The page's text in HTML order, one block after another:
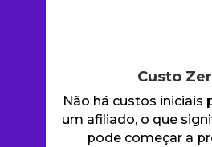
Custo
Não há custos iniciais
um afiliado, o que
pode começar a